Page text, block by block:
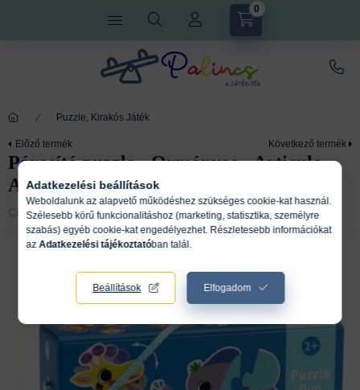
0
Puzzle, Kirakós Játék
Előző termék Következő termék
Párosító puzzle - Ormányos - Articulo
Animals
Cikkszám:DJ08262
Adatkezelési beállítások
Weboldalunk az alapvető működéshez szükséges cookie-kat használ.
Szélesebb körű funkcionalitáshoz (marketing, statisztika, személyre
szabás) egyéb cookie-kat engedélyezhet. Részletesebb információkat
azAdatkezelési tájékoztatóban talál.
Beállítások Elfogadom